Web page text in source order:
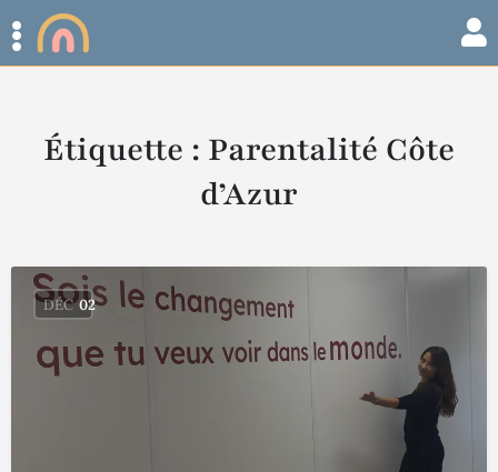
Étiquette : Parentalité Côte
d’Azur
DÉC 02